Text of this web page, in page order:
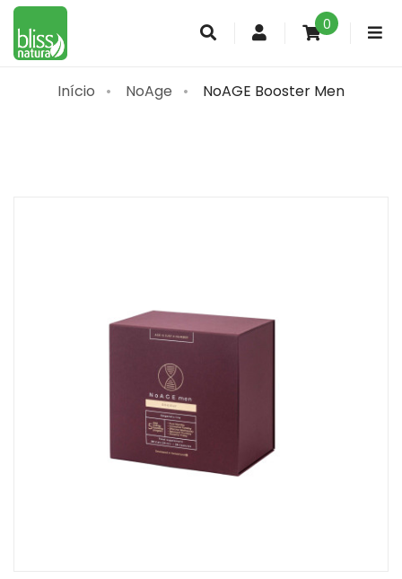
Conta 0
Início NoAge NoAGE Booster Men